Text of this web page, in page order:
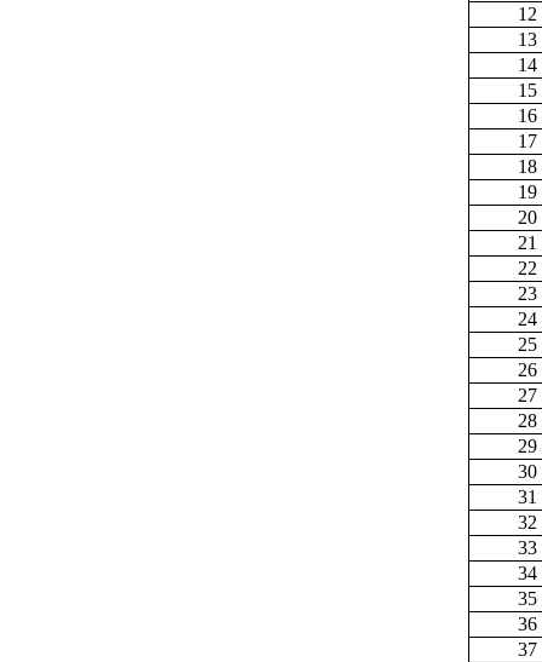
12
13
14
15
16
17
18
19
20
21
22
23
24
25
26
27
28
29
30
31
32
33
34
35
36
37